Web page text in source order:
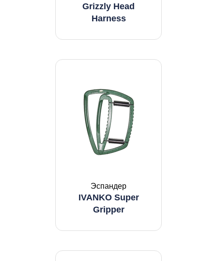
Grizzly Head
Harness
Эспандер
IVANKO Super
Gripper